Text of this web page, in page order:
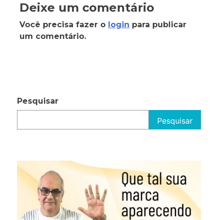
Deixe um comentário
Você precisa fazer o login para publicar
um comentário.
Pesquisar
Pesquisar